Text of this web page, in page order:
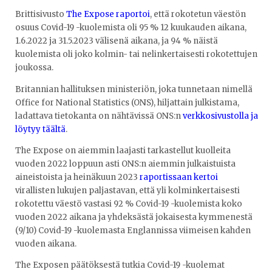
Brittisivusto The Expose raportoi, että rokotetun väestön
osuus Covid-19 -kuolemista oli 95 % 12 kuukauden aikana,
1.6.2022 ja 31.5.2023 välisenä aikana, ja 94 % näistä
kuolemista oli joko kolmin- tai nelinkertaisesti rokotettujen
joukossa.
Britannian hallituksen ministeriön, joka tunnetaan nimellä
Office for National Statistics (ONS), hiljattain julkistama,
ladattava tietokanta on nähtävissä ONS:nverkkosivustolla ja
löytyy täältä.
The Expose on aiemmin laajasti tarkastellut kuolleita
vuoden 2022 loppuun asti ONS:n aiemmin julkaistuista
aineistoista ja heinäkuun 2023 raportissaan kertoi
virallisten lukujen paljastavan, että yli kolminkertaisesti
rokotettu väestö vastasi 92 % Covid-19 -kuolemista koko
vuoden 2022 aikana ja yhdeksästä jokaisesta kymmenestä
(9/10) Covid-19 -kuolemasta Englannissa viimeisen kahden
vuoden aikana.
The Exposen päätöksestä tutkia Covid-19 -kuolemat